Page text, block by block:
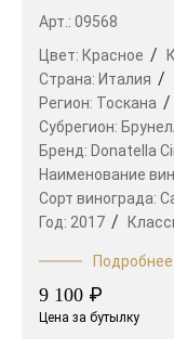
Арт.: 09568
Цвет: Красное
Страна: Италия
Регион: Тоскана
Субрегион:
Бренд: Donatella
Наименование
Сорт винограда:
Год: 2017
Подробнее
9 100 ₽
Цена за бутылку